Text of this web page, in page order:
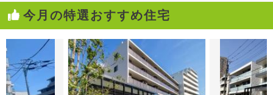
今月の特選おすすめ住宅